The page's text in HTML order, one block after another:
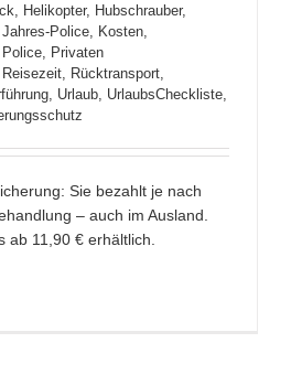
, Helikopter, Hubschrauber,
Jahres-Police, Kosten,
Police, Privaten
Reisezeit, Rücktransport,
, Urlaub, UrlaubsCheckliste,
Sie bezahlt je nach
– auch im Ausland.
ab 11,90 € erhältlich.